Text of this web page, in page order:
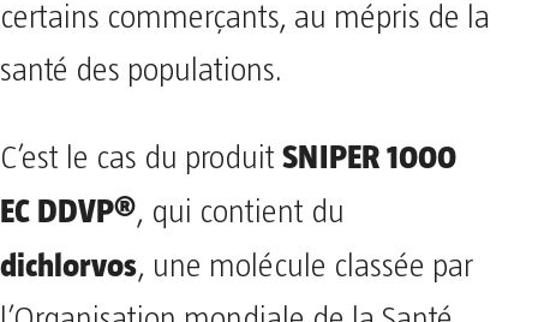
certains commerçants, au mépris de la
santé des populations.
C’est le cas du produit SNIPER 1000
EC DDVP®, qui contient du
dichlorvos, une molécule classée par